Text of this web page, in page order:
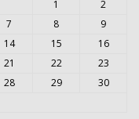
1
2
7 8
9
14 15
16
21 22
23
28 29
30